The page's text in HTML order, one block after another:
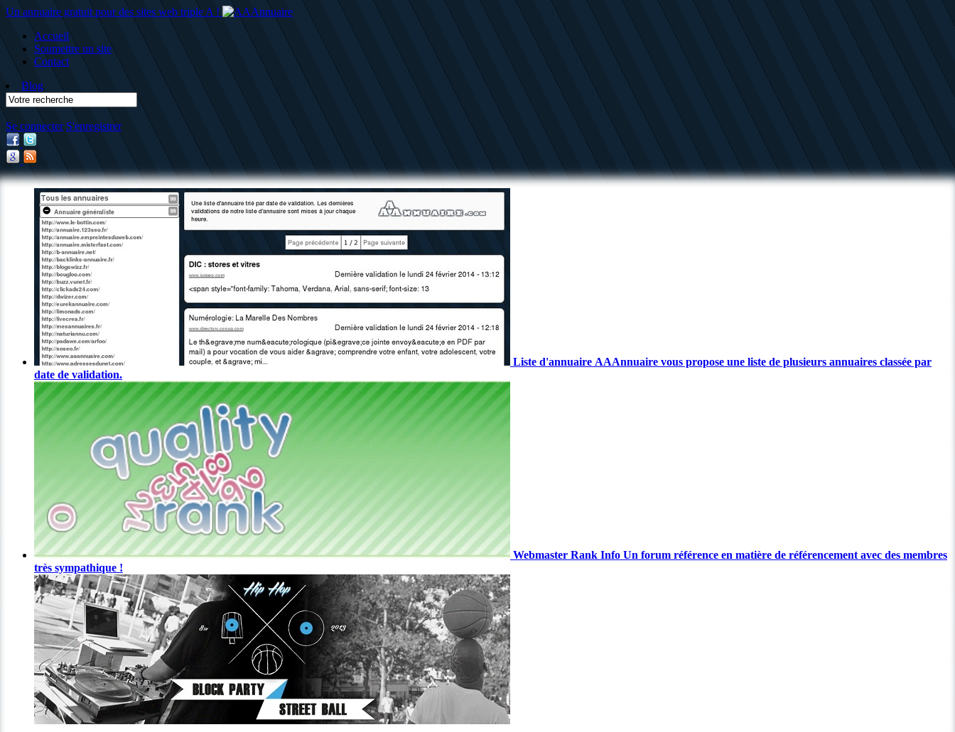
Un annuaire gratuit pour des sites web triple A !
Accueil
Soumettre un site
Contact
Blog
Se connecter S'enregistrer
Liste d'annuaire AAAnnuaire vous propose une liste de plusieurs annuaires classée par
date de validation.
Webmaster Rank Info Un forum référence en matière de référencement avec des membres
très sympathique !